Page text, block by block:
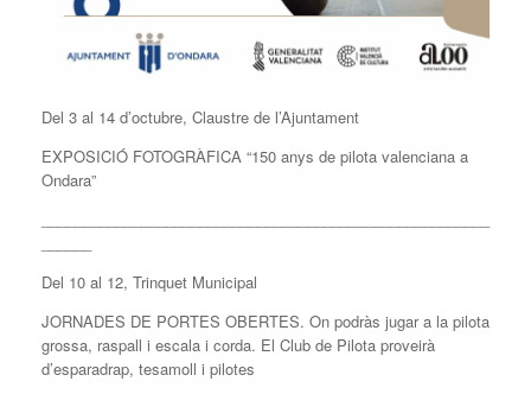
Del 3 al 14 d’octubre, Claustre de l’Ajuntament
EXPOSICIÓ FOTOGRÀFICA “150 anys de pilota valenciana a
Ondara”
Del 10 al 12, Trinquet Municipal
JORNADES DE PORTES OBERTES. On podràs jugar a la pilota
grossa, raspall i escala i corda. El Club de Pilota proveirà
d’esparadrap, tesamoll i pilotes